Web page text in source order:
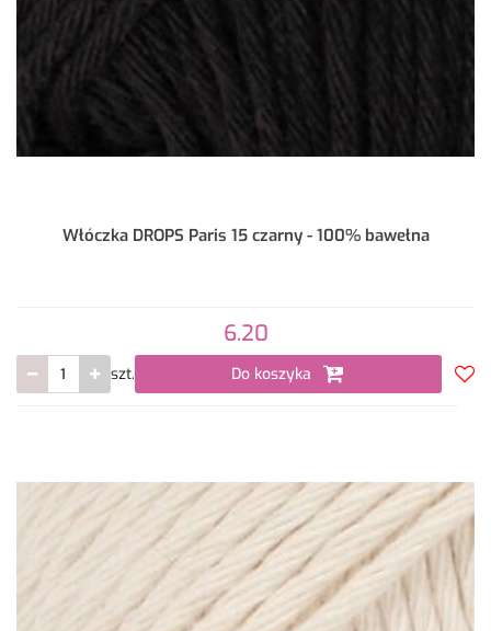
Włóczka DROPS Paris 15 czarny - 100% bawełna
6.20
szt. Do koszyka